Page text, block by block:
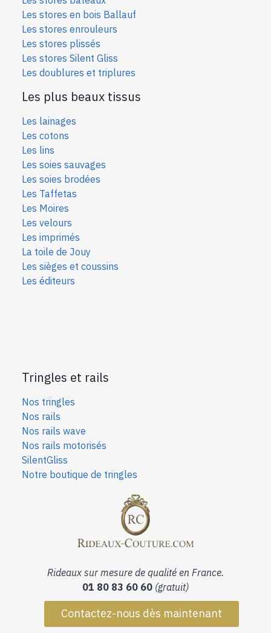
Les stores en bois Ballauf
Les stores enrouleurs
Les stores plissés
Les stores Silent Gliss
Les doublures et triplures
Les plus beaux tissus
Les lainages
Les cotons
Les lins
Les soies sauvages
Les soies brodées
Les Taffetas
Les Moires
Les velours
Les imprimés
La toile de Jouy
Les sièges et coussins
Les éditeurs
Tringles et rails
Nos tringles
Nos rails
Nos rails wave
Nos rails motorisés
SilentGliss
Notre boutique de tringles
Rideaux sur mesure de qualité en France.
01 80 83 60 60 (gratuit)
Contactez-nous dès maintenant